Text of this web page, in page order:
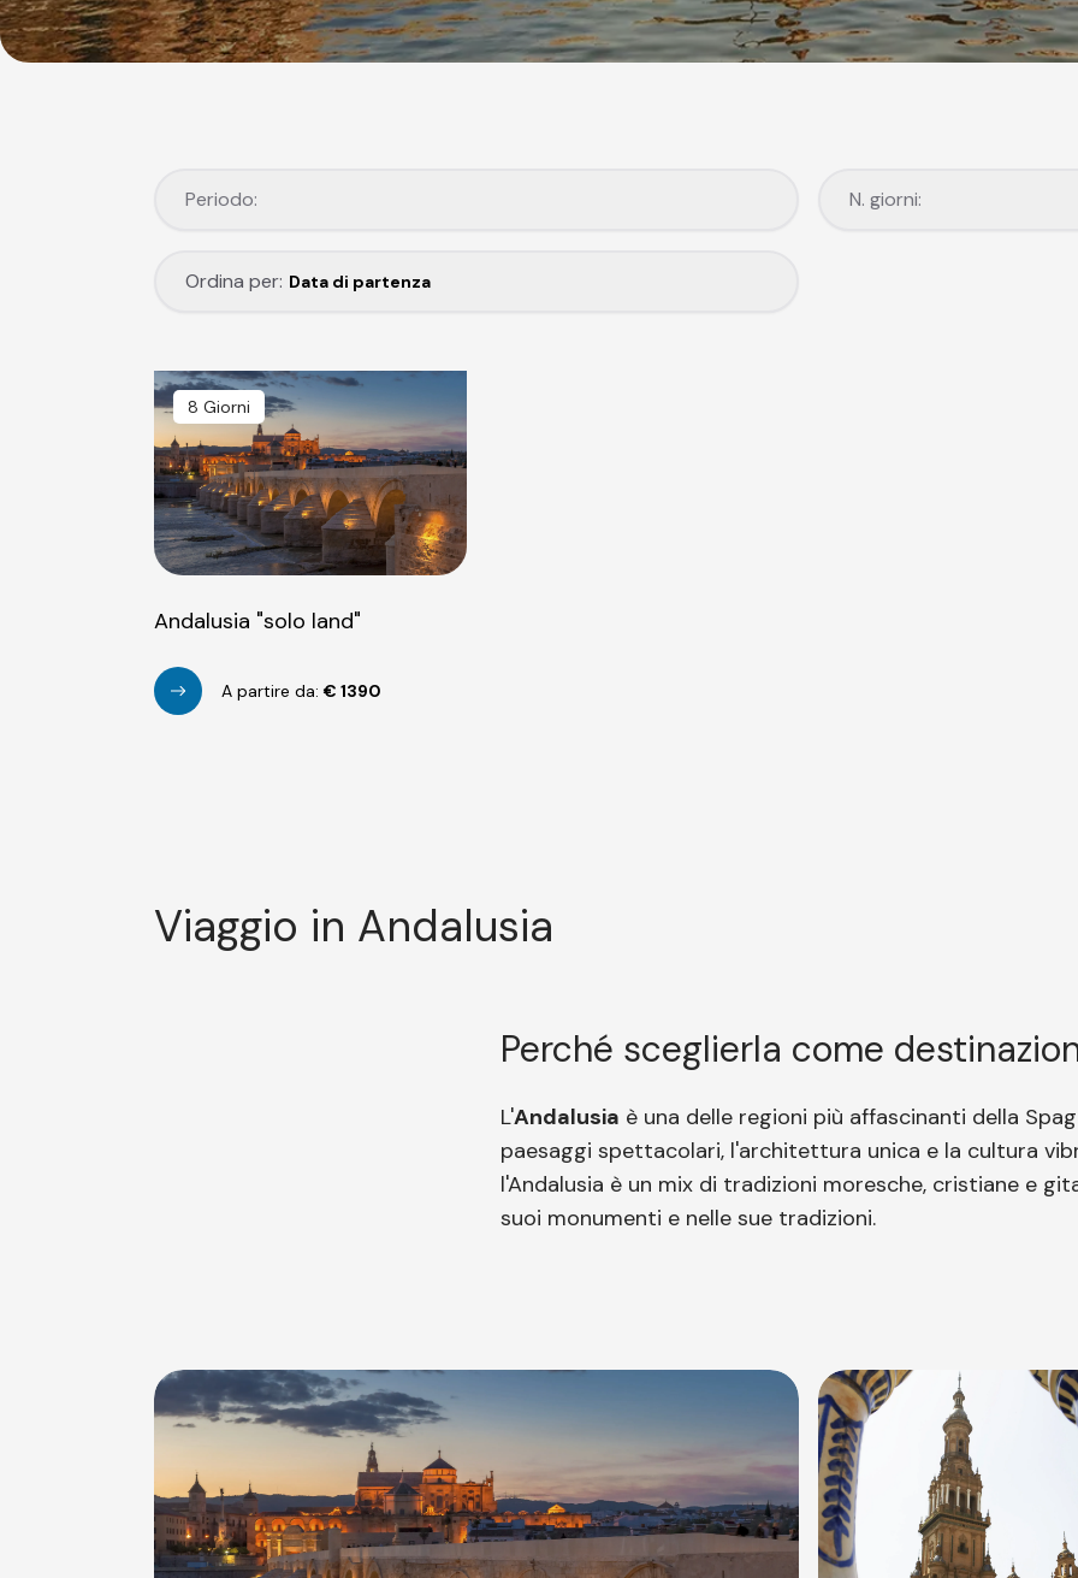
Compostela
Roma
Periodo: N. giorni:
Ordina per: Data di partenza
8 Giorni
Andalusia "solo land"
A partire da: € 1390
Viaggio in Andalusia
Perché sceglierla come
L'Andalusia è una delle regioni più affascinanti della
paesaggi spettacolari, l'architettura unica e la cultura
l'Andalusia è un mix di tradizioni moresche, cristiane e
suoi monumenti e nelle sue tradizioni.